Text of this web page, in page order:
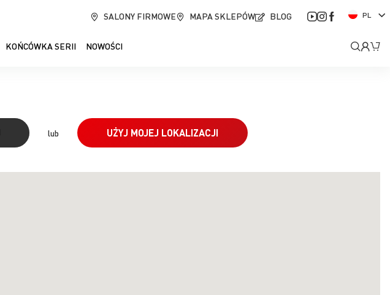
SALONY FIRMOWE MAPA SKLEPÓW BLOG
J
y
PL
KOŃCÓWKA SERII NOWOŚCI
Moje
lub UŻYJ MOJEJ LOKALIZACJI